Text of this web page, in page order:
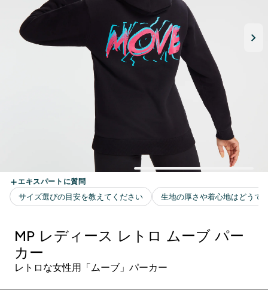
MP レディース レトロ ムーブ パー
カー
レトロな女性用「ムーブ」パーカー